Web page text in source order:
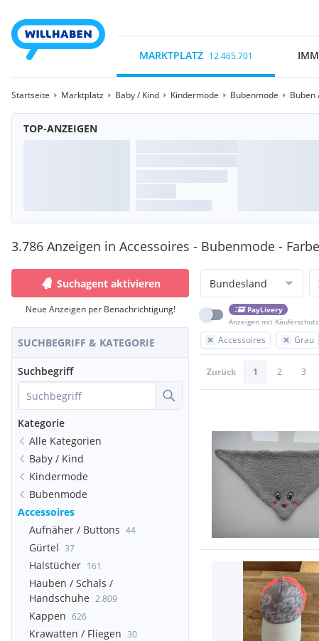
MARKTPLATZ 12.465.701
Startseite Marktplatz Baby / Kind Kindermode Bubenmode Buben
TOP-ANZEIGEN
3.786 Anzeigen in Accessoires - Bubenmode -
Suchagent aktivieren
Neue Anzeigen per Benachrichtigung!
SUCHBEGRIFF & KATEGORIE
Suchbegriff
Kategorie
Alle Kategorien
Baby / Kind
Kindermode
Bubenmode
Accessoires
Aufnäher / Buttons 44
Gürtel 37
Halstücher 161
Hauben / Schals /
Handschuhe 2.809
Kappen 626
Krawatten / Fliegen 30
Bundesland
PayLivery
Anzeigen mit
Accessoires Grau
Zurück 1 2 3